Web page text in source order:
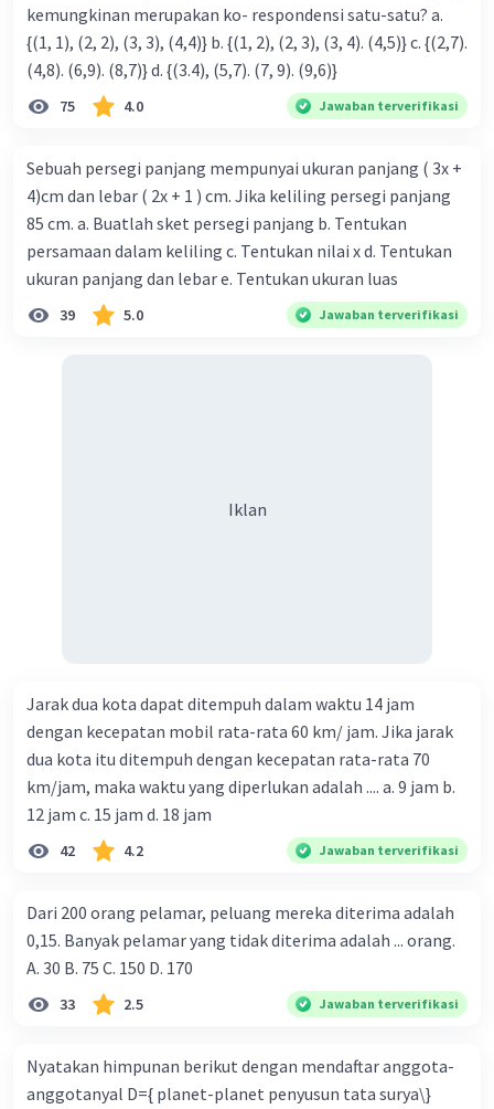
kemungkinan merupakan ko- respondensi satu-satu? a.
{(1, 1), (2, 2), (3, 3), (4,4)} b. {(1, 2), (2, 3), (3, 4). (4,5)} c. {(2,7).
(4,8). (6,9). (8,7)} d. {(3.4), (5,7). (7, 9). (9,6)}
75 4.0 Jawaban terverifikasi
Sebuah persegi panjang mempunyai ukuran panjang ( 3x +
4)cm dan lebar ( 2x + 1 ) cm. Jika keliling persegi panjang
85 cm. a. Buatlah sket persegi panjang b. Tentukan
persamaan dalam keliling c. Tentukan nilai x d. Tentukan
ukuran panjang dan lebar e. Tentukan ukuran luas
39 5.0 Jawaban terverifikasi
Iklan
Jarak dua kota dapat ditempuh dalam waktu 14 jam
dengan kecepatan mobil rata-rata 60 km/ jam. Jika jarak
dua kota itu ditempuh dengan kecepatan rata-rata 70
km/jam, maka waktu yang diperlukan adalah .... a. 9 jam b.
12 jam c. 15 jam d. 18 jam
42 4.2 Jawaban terverifikasi
Dari 200 orang pelamar, peluang mereka diterima adalah
0,15. Banyak pelamar yang tidak diterima adalah ... orang.
A. 30 B. 75 C. 150 D. 170
33 2.5 Jawaban terverifikasi
Nyatakan himpunan berikut dengan mendaftar anggota-
anggotanyal D={ planet-planet penyusun tata surya\}